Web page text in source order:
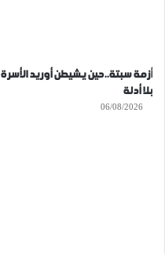
أزمة سبتة..حين يشيطن أوريد الأسرة
بلا أدلة
06/08/2026